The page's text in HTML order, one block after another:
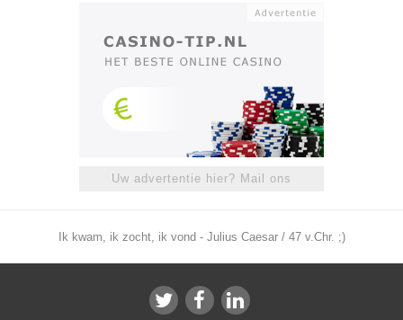
Uw advertentie hier? Mail ons
Ik kwam, ik zocht, ik vond - Julius Caesar / 47 v.Chr. ;)